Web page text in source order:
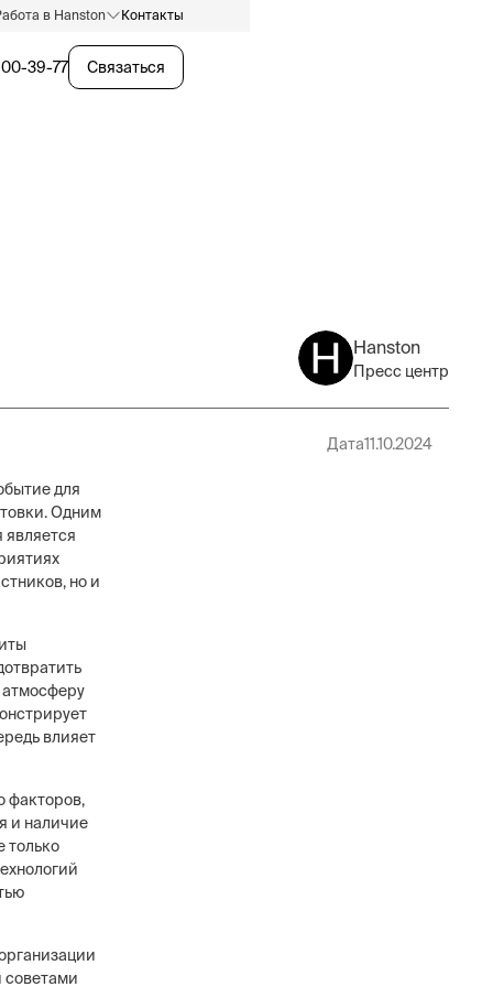
в Hanston Контакты
39-77 Связаться
Hanston
Пресс центр
Дата11.10.2024
для
Одним
является
но и
атмосферу
влияет
факторов,
и наличие
только
советами